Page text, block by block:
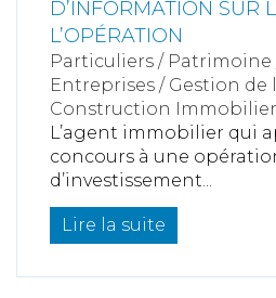
D’INFORMATION SUR
L’OPÉRATION
Particuliers / Patrimoine
Entreprises / Gestion de
Construction Immobilier
L’agent immobilier qui
concours à une
d’investissement...
Lire la suite